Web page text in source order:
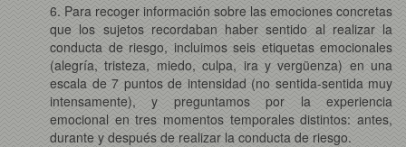
6. Para recoger información sobre las emociones concretas
que los sujetos recordaban haber sentido al realizar la
conducta de riesgo, incluimos seis etiquetas emocionales
(alegría, tristeza, miedo, culpa, ira y vergüenza) en una
escala de 7 puntos de intensidad (no sentida-sentida muy
intensamente), y preguntamos por la experiencia
emocional en tres momentos temporales distintos: antes,
durante y después de realizar la conducta de riesgo.